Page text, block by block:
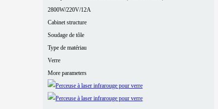
2800W/220V/12A
Cabinet structure
Soudage de tôle
Type de matériau
Verre
More parameters